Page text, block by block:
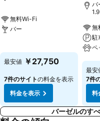
無料Wi-Fi
バー
最安値 ￥27,750
7件のサイトの料金を表示
料金を表示
バ
無
駐
ペ
料
最安
7件
料
バーゼルのす